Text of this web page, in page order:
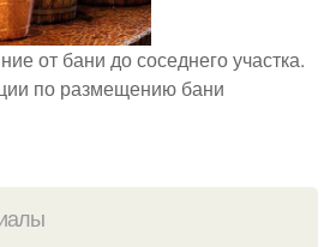
от бани до соседнего участка.
по размещению бани